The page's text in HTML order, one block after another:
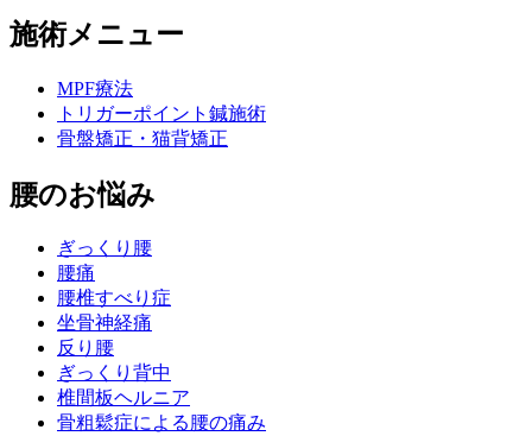
施術メニュー
MPF療法
トリガーポイント鍼施術
骨盤矯正・猫背矯正
腰のお悩み
ぎっくり腰
腰痛
腰椎すべり症
坐骨神経痛
反り腰
ぎっくり背中
椎間板ヘルニア
骨粗鬆症による腰の痛み